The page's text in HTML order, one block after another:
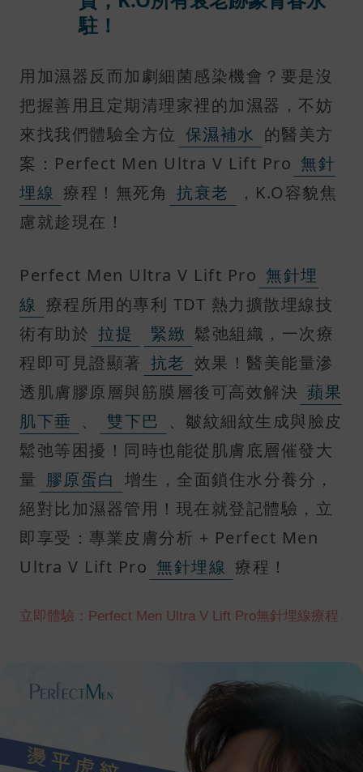
駐！
用加濕器反而加劇細菌感染機會？要是沒
把握善用且定期清理家裡的加濕器，不妨
來找我們體驗全方位 保濕補水 的醫美方
案：Perfect Men Ultra V Lift Pro 無針
埋線 療程！無死角 抗衰老
，K.O容貌焦
慮就趁現在！
Perfect Men Ultra V Lift Pro 無針埋
線 療程所用的專利 TDT 熱力擴散埋線技
術有助於 拉提 緊緻 鬆弛組織，一次療
程即可見證顯著 抗老 效果！醫美能量滲
透肌膚膠原層與筋膜層後可高效解決 蘋果
肌下垂
、 雙下巴
、皺紋細紋生成與臉皮
鬆弛等困擾！同時也能從肌膚底層催發大
量 膠原蛋白 增生，全面鎖住水分養分，
絕對比加濕器管用！現在就登記體驗，立
即享受：專業皮膚分析 + Perfect Men
Ultra V Lift Pro 無針埋線 療程！
立即體驗：Perfect Men Ultra V Lift Pro無針埋線療程